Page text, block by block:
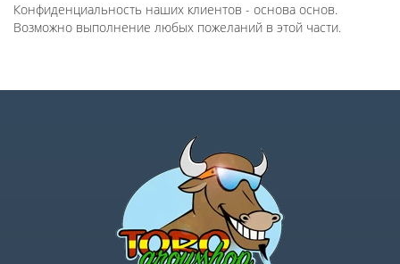
Конфиденциальность наших клиентов - основа основ.
Возможно выполнение любых пожеланий в этой части.